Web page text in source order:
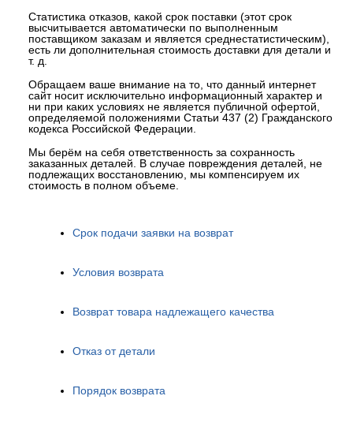
Статистика отказов, какой срок поставки (этот срок
высчитывается автоматически по выполненным
поставщиком заказам и является среднестатистическим),
есть ли дополнительная стоимость доставки для детали и
т. д.
Обращаем ваше внимание на то, что данный интернет
сайт носит исключительно информационный характер и
ни при каких условиях не является публичной офертой,
определяемой положениями Статьи 437 (2) Гражданского
кодекса Российской Федерации.
Мы берём на себя ответственность за сохранность
заказанных деталей. В случае повреждения деталей, не
подлежащих восстановлению, мы компенсируем их
стоимость в полном объеме.
Срок подачи заявки на возврат
Условия возврата
Возврат товара надлежащего качества
Отказ от детали
Порядок возврата